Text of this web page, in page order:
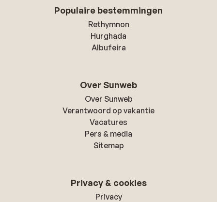
Populaire bestemmingen
Rethymnon
Hurghada
Albufeira
Over Sunweb
Over Sunweb
Verantwoord op vakantie
Vacatures
Pers & media
Sitemap
Privacy & cookies
Privacy